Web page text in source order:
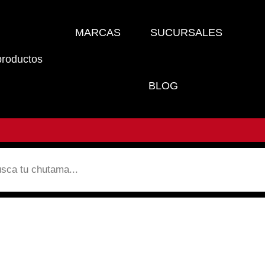
MARCAS SUCURSALES
BLOG